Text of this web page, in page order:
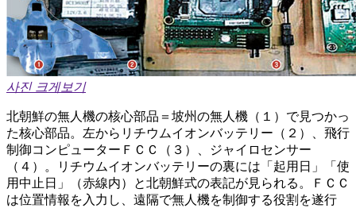
사진 크게보기
北朝鮮の無人機の核心部品＝坡州の無人機（１）で見つかっ
た核心部品。左からリチウムイオンバッテリー（２）、飛行
制御コンピューターＦＣＣ（３）、ジャイロセンサー
（４）。リチウムイオンバッテリーの裏には「起用日」「使
用中止日」（赤線内）と北朝鮮式の表記が見られる。ＦＣＣ
は位置情報を入力し、遠隔で無人機を制御する役割を遂行